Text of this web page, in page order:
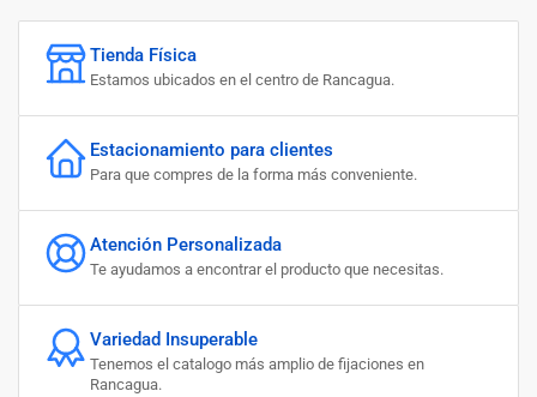
Tienda Física
Estamos ubicados en el centro de Rancagua.
Estacionamiento para clientes
Para que compres de la forma más conveniente.
Atención Personalizada
Te ayudamos a encontrar el producto que necesitas.
Variedad Insuperable
Tenemos el catalogo más amplio de fijaciones en
Rancagua.